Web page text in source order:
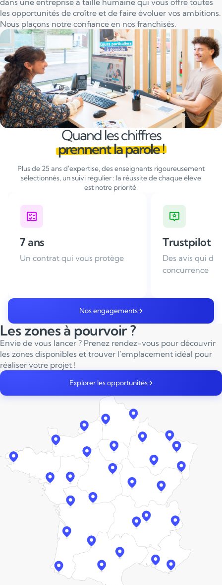
les opportunités de croître et de faire évoluer vos ambitions.
Nous plaçons notre confiance en nos franchisés.
Quand les chiffres
prennent la parole !
Plus de 25 ans d'expertise, des enseignants rigoureusement
sélectionnés, un suivi régulier : la réussite de chaque élève
est notre priorité.
Trustpilot
Des avis qui défient la
22 000€
Droit d'entrée
Nos engagements
Les zones à pourvoir ?
Envie de vous lancer ? Prenez rendez-vous pour découvrir
les zones disponibles et trouver l’emplacement idéal pour
réaliser votre projet !
Explorer les opportunités